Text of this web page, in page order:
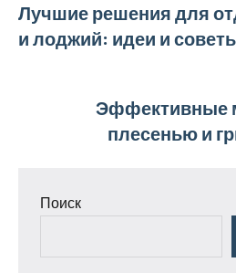
Навигация
по
Лучшие решения для
и лоджий: идеи и
Эффективные
плесенью и
Поиск